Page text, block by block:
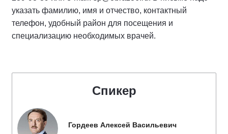
указать фамилию, имя и отчество, контактный
телефон, удобный район для посещения и
специализацию необходимых врачей.
Спикер
Гордеев Алексей Васильевич